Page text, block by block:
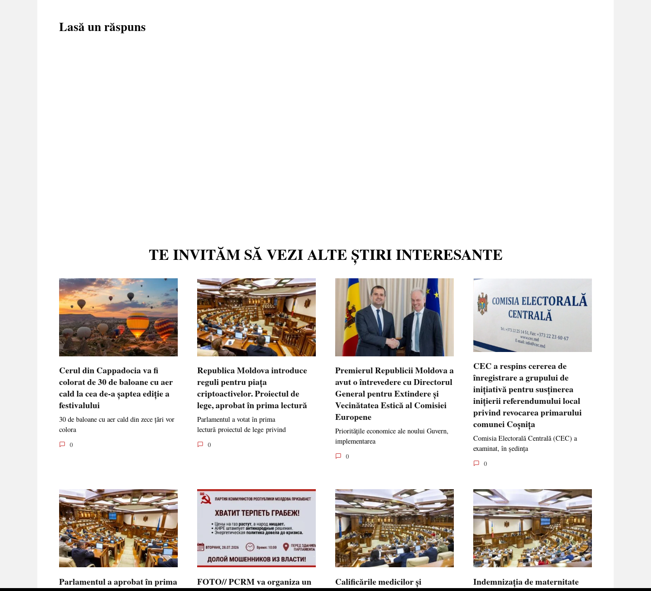
Lasă un răspuns
TE INVITĂM SĂ VEZI ALTE ȘTIRI INTERESANTE
Cerul din Cappadocia va fi
colorat de 30 de baloane cu aer
cald la cea de-a șaptea ediție a
festivalului
30 de baloane cu aer cald din zece țări vor
colora
0
Republica Moldova introduce
reguli pentru piața
criptoactivelor. Proiectul de
lege, aprobat în prima lectură
Parlamentul a votat în prima
lectură proiectul de lege privind
0
Premierul Republicii Moldova a
avut o întrevedere cu Directorul
General pentru Extindere și
Vecinătatea Estică al Comisiei
Europene
Prioritățile economice ale noului Guvern,
implementarea
0
CEC a respins cererea de
înregistrare a grupului de
inițiativă pentru susținerea
inițierii referendumului local
privind revocarea primarului
comunei Coșnița
Comisia Electorală Centrală (CEC) a
examinat, în ședința
0
Parlamentul a aprobat în prima
FOTO// PCRM va organiza un
Calificările medicilor și
Indemnizația de maternitate